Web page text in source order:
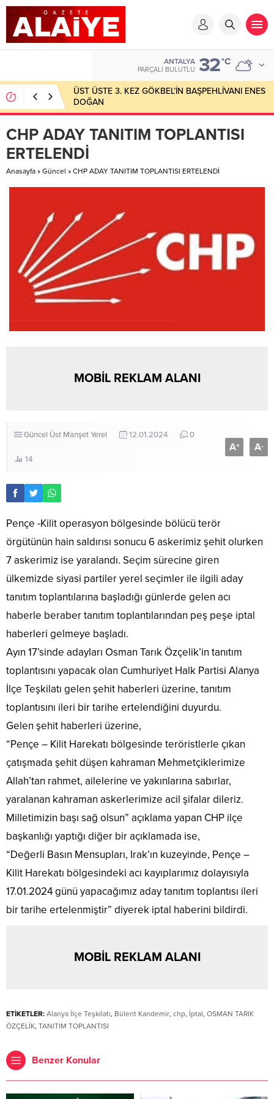
ANTALYA
PARÇALI BULUTLU 32°C
ÜST ÜSTE 3. KEZ GÖKBEL’İN BAŞPEHLİVANI ENES
DOĞAN
CHP ADAY TANITIM TOPLANTISI
ERTELENDİ
Anasayfa » Güncel » CHP ADAY TANITIM TOPLANTISI ERTELENDİ
MOBİL REKLAM ALANI
Güncel Üst ManşetYerel 12.01.2024 0
14
A+ A-
Pençe -Kilit operasyon bölgesinde bölücü terör
örgütünün hain saldırısı sonucu 6 askerimiz şehit olurken
7 askerimiz ise yaralandı. Seçim sürecine giren
ülkemizde siyasi partiler yerel seçimler ile ilgili aday
tanıtım toplantılarına başladığı günlerde gelen acı
haberle beraber tanıtım toplantılarından peş peşe iptal
haberleri gelmeye başladı.
Ayın 17’sinde adayları Osman Tarık Özçelik’in tanıtım
toplantısını yapacak olan Cumhuriyet Halk Partisi Alanya
İlçe Teşkilatı gelen şehit haberleri üzerine, tanıtım
toplantısını ileri bir tarihe ertelendiğini duyurdu.
Gelen şehit haberleri üzerine,
“Pençe – Kilit Harekatı bölgesinde teröristlerle çıkan
çatışmada şehit düşen kahraman Mehmetçiklerimize
Allah’tan rahmet, ailelerine ve yakınlarına sabırlar,
yaralanan kahraman askerlerimize acil şifalar dileriz.
Milletimizin başı sağ olsun” açıklama yapan CHP ilçe
başkanlığı yaptığı diğer bir açıklamada ise,
“Değerli Basın Mensupları, Irak’ın kuzeyinde, Pençe –
Kilit Harekatı bölgesindeki acı kayıplarımız dolayısıyla
17.01.2024 günü yapacağımız aday tanıtım toplantısı ileri
bir tarihe ertelenmiştir” diyerek iptal haberini bildirdi.
MOBİL REKLAM ALANI
ETİKETLER: Alanya İlçe Teşkilatı, Bülent Kandemir, chp, İptal, OSMAN TARIK
ÖZÇELİK, TANITIM TOPLANTISI
Benzer Konular